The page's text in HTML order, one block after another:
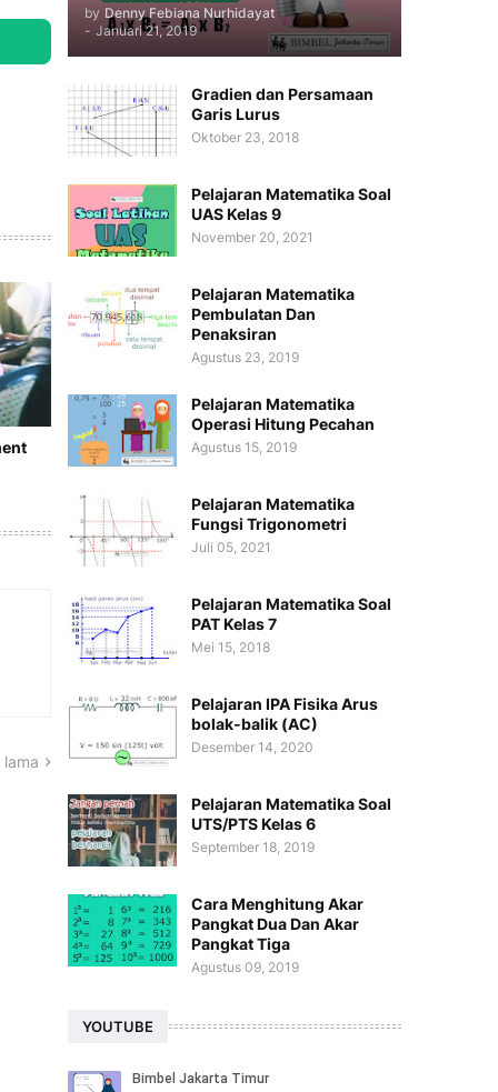
by Denny Febiana Nurhidayat
- Januari 21, 2019
Gradien dan Persamaan
Garis Lurus
Oktober 23, 2018
Pelajaran Matematika Soal
UAS Kelas 9
November 20, 2021
Pelajaran Matematika
Pembulatan Dan
Penaksiran
Agustus 23, 2019
Pelajaran Matematika
Operasi Hitung Pecahan
Agustus 15, 2019
Pelajaran Matematika
Fungsi Trigonometri
Juli 05, 2021
Pelajaran Matematika Soal
PAT Kelas 7
Mei 15, 2018
Pelajaran IPA Fisika Arus
bolak-balik (AC)
Desember 14, 2020
Pelajaran Matematika Soal
UTS/PTS Kelas 6
September 18, 2019
Cara Menghitung Akar
Pangkat Dua Dan Akar
Pangkat Tiga
Agustus 09, 2019
YOUTUBE